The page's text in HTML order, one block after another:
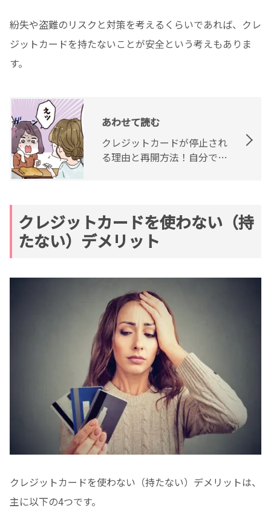
紛失や盗難のリスクと対策を考えるくらいであれば、クレ
ジットカードを持たないことが安全という考えもありま
す。
あわせて読む
クレジットカードが停止され
る理由と再開方法！自分で停
クレジットカードを使わない（持
たない）デメリット
クレジットカードを使わない（持たない）デメリットは、
主に以下の4つです。